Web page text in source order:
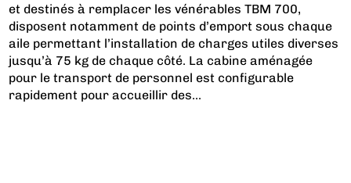
et destinés à remplacer les vénérables TBM 700,
disposent notamment de points d’emport sous chaque
aile permettant l’installation de charges utiles diverses
jusqu’à 75 kg de chaque côté. La cabine aménagée
pour le transport de personnel est configurable
rapidement pour accueillir des...